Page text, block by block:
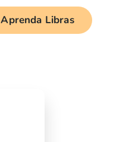
Aprenda Libras